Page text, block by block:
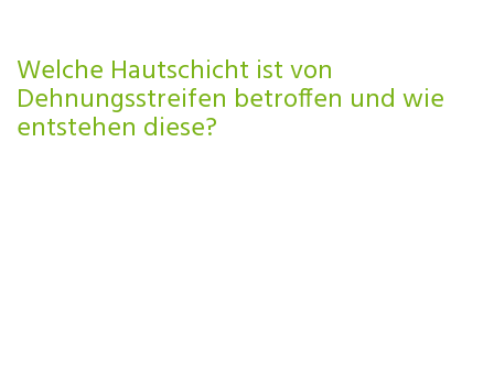
Welche Hautschicht ist von
Dehnungsstreifen betroffen und wie
entstehen diese?